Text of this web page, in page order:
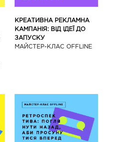
КРЕАТИВНА РЕКЛАМНА
КАМПАНІЯ: ВІД ІДЕЇ ДО
ЗАПУСКУ
МАЙCТЕР-КЛАС OFFLINE